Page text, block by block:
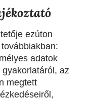
ezúton
adatok
az
megtett